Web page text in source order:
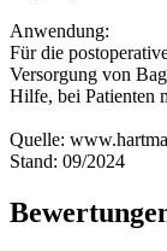
Anwendung:
Für die
Versorgung von
Hilfe, bei Patienten
Quelle:
Stand: 09/2024